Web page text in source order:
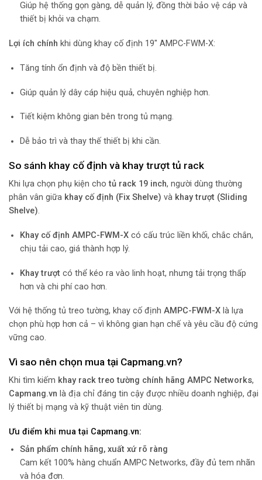
Giúp hệ thống gọn gàng, dễ quản lý, đồng thời bảo vệ cáp và
thiết bị khỏi va chạm.
Lợi ích chính khi dùng khay cố định 19″ AMPC-FWM-X:
Tăng tính ổn định và độ bền thiết bị.
Giúp quản lý dây cáp hiệu quả, chuyên nghiệp hơn.
Tiết kiệm không gian bên trong tủ mạng.
Dễ bảo trì và thay thế thiết bị khi cần.
So sánh khay cố định và khay trượt tủ rack
Khi lựa chọn phụ kiện chotủ rack 19 inch, người dùng thường
phân vân giữa khay cố định (Fix Shelve) và khay trượt (Sliding
Shelve).
Khay cố định AMPC-FWM-Xcó cấu trúc liền khối, chắc chắn,
chịu tải cao, giá thành hợp lý.
Khay trượt có thể kéo ra vào linh hoạt, nhưng tải trọng thấp
hơn và chi phí cao hơn.
Với hệ thống tủ treo tường, khay cố định AMPC-FWM-X là lựa
chọn phù hợp hơn cả – vì không gian hạn chế và yêu cầu độ cứng
vững cao.
Vì sao nên chọn mua tại Capmang.vn?
Khi tìm kiếm khay rack treo tường chính hãng AMPC Networks,
Capmang.vn là địa chỉ đáng tin cậy được nhiều doanh nghiệp, đại
lý thiết bị mạng và kỹ thuật viên tin dùng.
Ưu điểm khi mua tại Capmang.vn:
Sản phẩm chính hãng, xuất xứ rõ ràng
Cam kết 100% hàng chuẩn AMPC Networks, đầy đủ tem nhãn
và hóa đơn.